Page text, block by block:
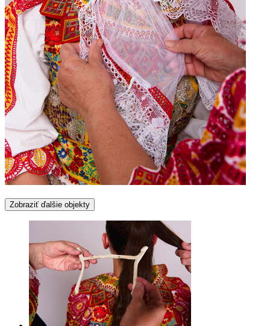
Zobraziť ďalšie objekty